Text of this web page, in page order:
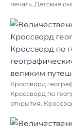
печать. Детские
Кроссворд
Кроссворд по
открытия.